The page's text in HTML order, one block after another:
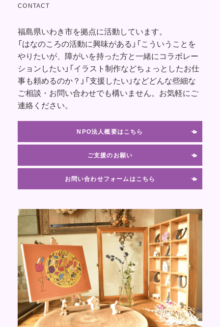
CONTACT
福島県いわき市を拠点に活動しています。
「はなのころの活動に興味がある」「こういうことを
やりたいが、障がいを持った方と一緒にコラボレー
ションしたい」「イラスト制作などちょっとしたお仕
事も頼めるのか？」「支援したい」などどんな些細な
ご相談・お問い合わせでも構いません。お気軽にご
連絡ください。
NPO法人概要はこちら
ご支援のお願い
お問い合わせフォームはこちら